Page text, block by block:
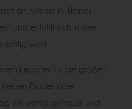
an, wie sie ihr kleines
Und er fühlt sich in ihrer
richtig wohl.
muss es für die großen
kleinen Brüder oder
ein wenig genauer und